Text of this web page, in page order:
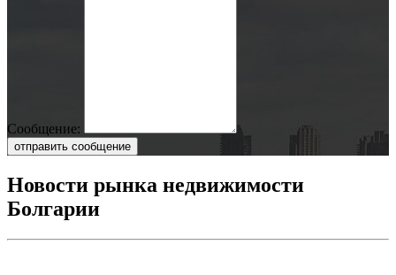
Сообщение:
отправить сообщение
Новости рынка недвижимости
Болгарии